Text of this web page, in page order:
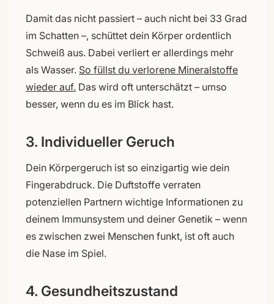
Damit das nicht passiert – auch nicht bei 33 Grad
im Schatten –, schüttet dein Körper ordentlich
Schweiß aus. Dabei verliert er allerdings mehr
als Wasser. So füllst du verlorene Mineralstoffe
wieder auf. Das wird oft unterschätzt – umso
besser, wenn du es im Blick hast.
3. Individueller Geruch
Dein Körpergeruch ist so einzigartig wie dein
Fingerabdruck. Die Duftstoffe verraten
potenziellen Partnern wichtige Informationen zu
deinem Immunsystem und deiner Genetik – wenn
es zwischen zwei Menschen funkt, ist oft auch
die Nase im Spiel.
4. Gesundheitszustand